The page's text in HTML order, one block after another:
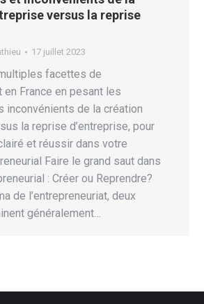
versus la reprise
17 juillet 2023
facettes de
en France en pesant les
inconvénients de la création
la reprise d’entreprise, pour
et réussir dans votre
Faire le grand saut dans
: Créer ou Reprendre?
de l’entrepreneuriat, deux
généralement…